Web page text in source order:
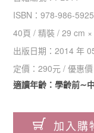
ISBN：978-986-
40頁 /精裝 /29 cm
出版日期：2014 年
定價：290元 / 優惠
適讀年齡：學齡前∼
加入購